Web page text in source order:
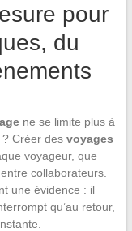
pour
du
ne se limite plus à
Créer des voyages
voyageur, que
collaborateurs.
une évidence : il
qu’au retour,